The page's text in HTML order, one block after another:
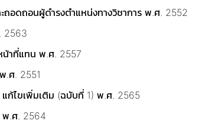
อดถอนผู้ดำรงตำแหน่งทางวิชาการ พ.ศ. 2552
2563
น้าที่แทน พ.ศ. 2557
.ศ. 2551
แก้ไขเพิ่มเติม (ฉบับที่ 1) พ.ศ. 2565
พ.ศ. 2564